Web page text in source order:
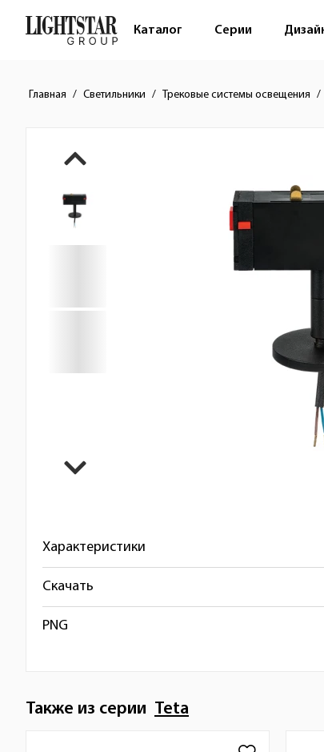
Каталог Серии
Главная Светильники Трековые системы освещения
Краткое описание товара
Изображения товара
Стоимость товара
Характеристики
Скачать
PNG
Также из серии Teta